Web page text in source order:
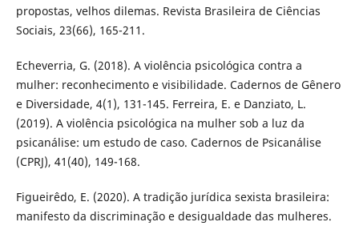
propostas, velhos dilemas. Revista Brasileira de Ciências
Sociais, 23(66), 165-211.
Echeverria, G. (2018). A violência psicológica contra a
mulher: reconhecimento e visibilidade. Cadernos de Gênero
e Diversidade, 4(1), 131-145. Ferreira, E. e Danziato, L.
(2019). A violência psicológica na mulher sob a luz da
psicanálise: um estudo de caso. Cadernos de Psicanálise
(CPRJ), 41(40), 149-168.
Figueirêdo, E. (2020). A tradição jurídica sexista brasileira:
manifesto da discriminação e desigualdade das mulheres.